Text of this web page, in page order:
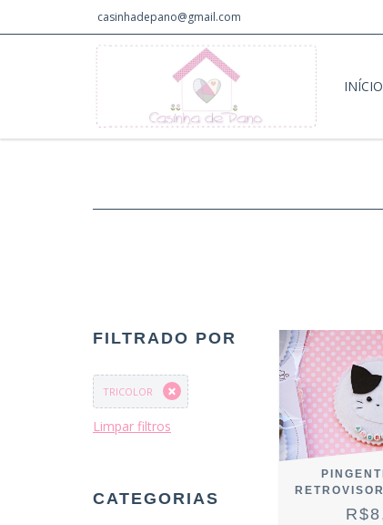
casinhadepano@gmail.com
INÍCIO
FILTRADO POR
TRICOLOR
Limpar filtros
CATEGORIAS